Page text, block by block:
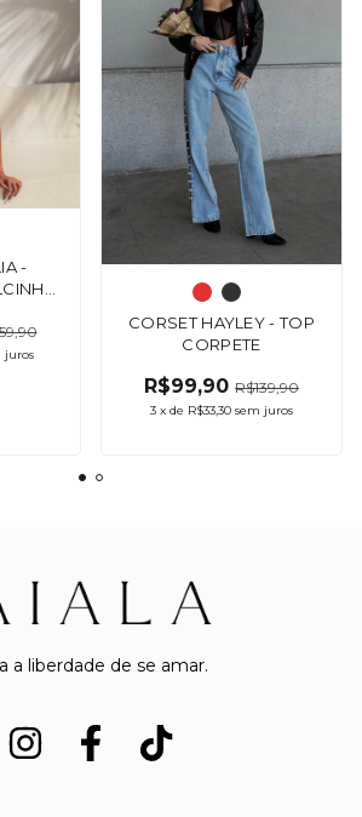
-
-
juros
CORSET HAYLEY - TOP
CORPETE
R$99,90 R$139,90
3 x de R$33,30 sem juros
a liberdade de se amar.